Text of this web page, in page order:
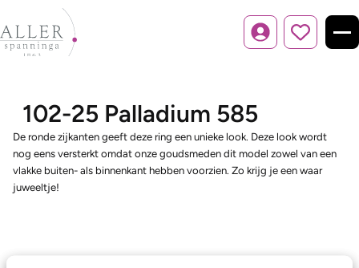
Inloggen
102-25 Palladium 585
De ronde zijkanten geeft deze ring een unieke look. Deze look wordt
nog eens versterkt omdat onze goudsmeden dit model zowel van een
vlakke buiten- als binnenkant hebben voorzien. Zo krijg je een waar
juweeltje!